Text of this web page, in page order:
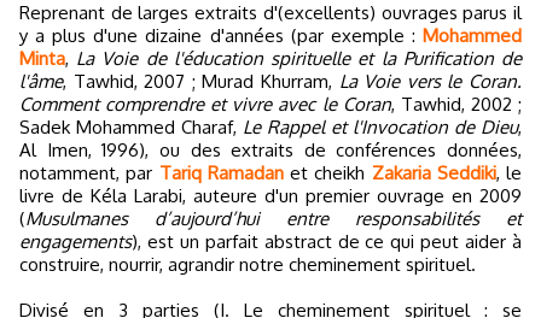
Reprenant de larges extraits d'(excellents) ouvrages parus il
y a plus d'une dizaine d'années (par exemple : Mohammed
Minta, La Voie de l'éducation spirituelle et la Purification de
l'âme, Tawhid, 2007 ; Murad Khurram, La Voie vers le Coran.
Comment comprendre et vivre avec le Coran, Tawhid, 2002 ;
Sadek Mohammed Charaf, Le Rappel et l'Invocation de Dieu,
Al Imen, 1996), ou des extraits de conférences données,
notamment, par Tariq Ramadanet cheikh Zakaria Seddiki, le
livre de Kéla Larabi, auteure d'un premier ouvrage en 2009
(Musulmanes d’aujourd’hui entre responsabilités et
engagements), est un parfait abstract de ce qui peut aider à
construire, nourrir, agrandir notre cheminement spirituel.
Divisé en 3 parties (I. Le cheminement spirituel : se